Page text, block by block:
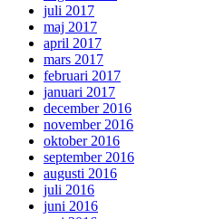
juli 2017
maj 2017
april 2017
mars 2017
februari 2017
januari 2017
december 2016
november 2016
oktober 2016
september 2016
augusti 2016
juli 2016
juni 2016